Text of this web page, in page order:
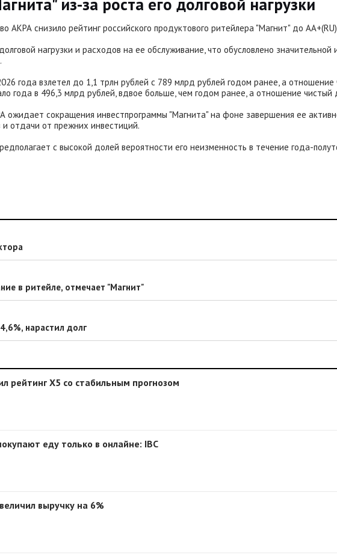
из-за роста его долговой нагрузки
АКРА снизило рейтинг российского продуктового ритейлера "Магнит" до
нагрузки и расходов на ее обслуживание, что обусловлено
года взлетел до 1,1 трлн рублей с 789 млрд рублей годом ранее, а
года в 496,3 млрд рублей, вдвое больше, чем годом ранее, а отношение чистый
ожидает сокращения инвестпрограммы "Магнита" на фоне завершения ее
отдачи от прежних инвестиций.
с высокой долей вероятности его неизменность в течение года-
в ритейле, отмечает "Магнит"
нарастил долг
рейтинг X5 со стабильным прогнозом
еду только в онлайне: IBC
выручку на 6%